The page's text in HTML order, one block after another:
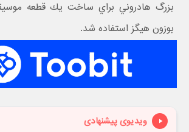
بزرگ هادروني براي ساخت يك قطعه
بوزون هيگز استفاده شد.
ویدیوی پیشنهادی